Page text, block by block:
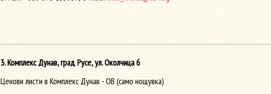
3. Комплекс Дунав, град Русе, ул. Околчица 6
Ценови листи в Комплекс Дунав - OB (само нощувка)